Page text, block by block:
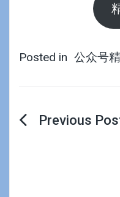
Posted in 公众号
文